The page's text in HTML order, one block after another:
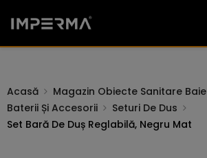
Acasă
Magazin Obiecte Sanitare Baie
Baterii Și Accesorii
Seturi De Dus
Set Bară De Duș Reglabilă, Negru Mat